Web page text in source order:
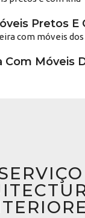
Pretos E
Com Móveis